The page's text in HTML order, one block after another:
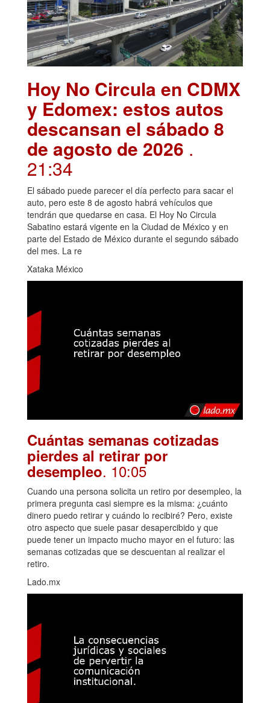
Hoy No Circula en CDMX
y Edomex: estos autos
descansan el sábado 8
de agosto de 2026 .
21:34
El sábado puede parecer el día perfecto para sacar el
auto, pero este 8 de agosto habrá vehículos que
tendrán que quedarse en casa. El Hoy No Circula
Sabatino estará vigente en la Ciudad de México y en
parte del Estado de México durante el segundo sábado
del mes. La re
Xataka México
Cuántas semanas cotizadas
pierdes al retirar por
desempleo. 10:05
Cuando una persona solicita un retiro por desempleo, la
primera pregunta casi siempre es la misma: ¿cuánto
dinero puedo retirar y cuándo lo recibiré? Pero, existe
otro aspecto que suele pasar desapercibido y que
puede tener un impacto mucho mayor en el futuro: las
semanas cotizadas que se descuentan al realizar el
retiro.
Lado.mx